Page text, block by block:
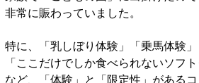
非常に賑わっていました。
特に、「乳しぼり体験」「乗馬体験」
「ここだけでしか食べられないソフト
など、「体験」と「限定性」がある